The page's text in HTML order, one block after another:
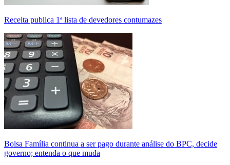
Receita publica 1ª lista de devedores contumazes
Bolsa Família continua a ser pago durante análise do BPC, decide
governo; entenda o que muda